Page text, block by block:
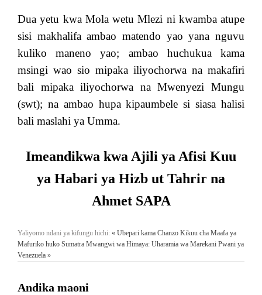
Dua yetu kwa Mola wetu Mlezi ni kwamba atupe
sisi makhalifa ambao matendo yao yana nguvu
kuliko maneno yao; ambao huchukua kama
msingi wao sio mipaka iliyochorwa na makafiri
bali mipaka iliyochorwa na Mwenyezi Mungu
(swt); na ambao hupa kipaumbele si siasa halisi
bali maslahi ya Umma.
Imeandikwa kwa Ajili ya Afisi Kuu
ya Habari ya Hizb ut Tahrir na
Ahmet SAPA
Yaliyomo ndani ya kifungu hichi: « Ubepari kama Chanzo Kikuu cha Maafa ya
Mafuriko huko Sumatra Mwangwi wa Himaya: Uharamia wa Marekani Pwani ya
Venezuela »
Andika maoni